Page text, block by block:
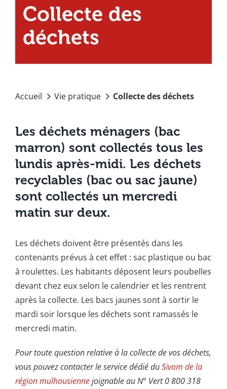
Collecte des
déchets
Accueil Vie pratique Collecte des déchets
Les déchets ménagers (bac
marron) sont collectés tous les
lundis après-midi. Les déchets
recyclables (bac ou sac jaune)
sont collectés un mercredi
matin sur deux.
Les déchets doivent être présentés dans les
contenants prévus à cet effet : sac plastique ou bac
à roulettes. Les habitants déposent leurs poubelles
devant chez eux selon le calendrieret les rentrent
après la collecte. Les bacs jaunes sont à sortir le
mardi soir lorsque les déchets sont ramassés le
mercredi matin.
Pour toute question relative à la collecte de vos déchets,
vous pouvez contacter le service dédié duSivom de la
région mulhousiennejoignable au N° Vert 0 800 318